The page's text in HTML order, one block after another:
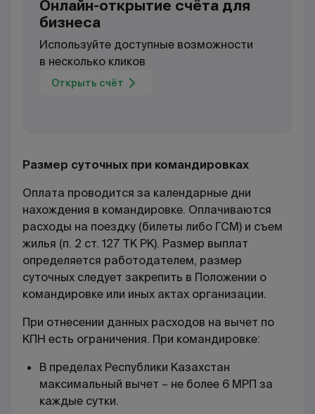
Онлайн-открытие счёта для
бизнеса
Используйте доступные возможности
в несколько кликов
Открыть счёт
Размер суточных при командировках
Оплата проводится за календарные дни
нахождения в командировке. Оплачиваются
расходы на поездку (билеты либо ГСМ) и съем
жилья (п. 2 ст. 127 ТК РК). Размер выплат
определяется работодателем, размер
суточных следует закрепить в Положении о
командировке или иных актах организации.
При отнесении данных расходов на вычет по
КПН есть ограничения. При командировке:
В пределах Республики Казахстан
максимальный вычет – не более 6 МРП за
каждые сутки.